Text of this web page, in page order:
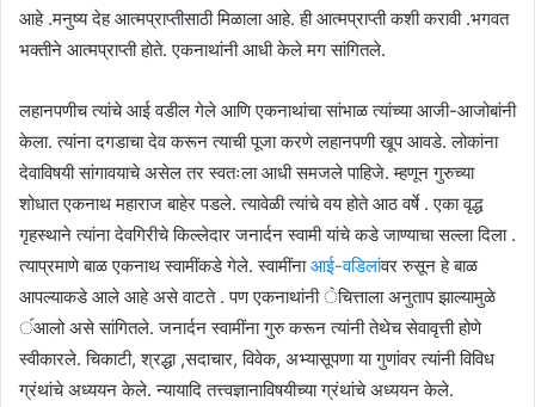
आहे .मनुष्य देह आत्मप्राप्तीसाठी मिळाला आहे. ही आत्मप्राप्ती कशी करावी .भगवत
भक्तीने आत्मप्राप्ती होते. एकनाथांनी आधी केले मग सांगितले.
लहानपणीच त्यांचे आई वडील गेले आणि एकनाथांचा सांभाळ त्यांच्या आजी-आजोबांनी
केला. त्यांना दगडाचा देव करून त्याची पूजा करणे लहानपणी खूप आवडे. लोकांना
देवाविषयी सांगावयाचे असेल तर स्वतःला आधी समजले पाहिजे. म्हणून गुरुच्या
शोधात एकनाथ महाराज बाहेर पडले. त्यावेळी त्यांचे वय होते आठ वर्षे . एका वृद्ध
गृहस्थाने त्यांना देवगिरीचे किल्लेदार जनार्दन स्वामी यांचे कडे जाण्याचा सल्ला दिला .
त्याप्रमाणे बाळ एकनाथ स्वामींकडे गेले. स्वामींनाआई-वडिलांवर रुसून हे बाळ
आपल्याकडे आले आहे असे वाटते . पण एकनाथांनी ॓चित्ताला अनुताप झाल्यामुळे
॔आलो असे सांगितले. जनार्दन स्वामींना गुरु करून त्यांनी तेथेच सेवावृत्ती होणे
स्वीकारले. चिकाटी, श्रद्धा ,सदाचार, विवेक, अभ्यासूपणा या गुणांवर त्यांनी विविध
ग्रंथांचे अध्ययन केले. न्यायादि तत्त्वज्ञानाविषयीच्या ग्रंथांचे अध्ययन केले.